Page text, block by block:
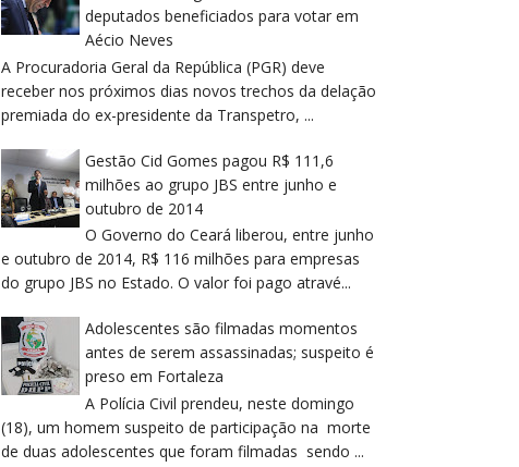
deputados beneficiados para votar em
Aécio Neves
A Procuradoria Geral da República (PGR) deve
receber nos próximos dias novos trechos da delação
premiada do ex-presidente da Transpetro, ...
Gestão Cid Gomes pagou R$ 111,6
milhões ao grupo JBS entre junho e
outubro de 2014
O Governo do Ceará liberou, entre junho
e outubro de 2014, R$ 116 milhões para empresas
do grupo JBS no Estado. O valor foi pago atravé...
Adolescentes são filmadas momentos
antes de serem assassinadas; suspeito é
preso em Fortaleza
A Polícia Civil prendeu, neste domingo
(18), um homem suspeito de participação na morte
de duas adolescentes que foram filmadas sendo ...